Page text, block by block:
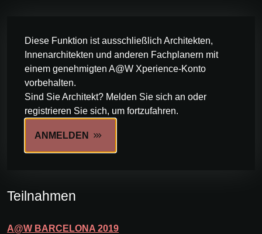
Diese Funktion ist ausschließlich Architekten,
Innenarchitekten und anderen Fachplanern mit
einem genehmigten A@W Xperience-Konto
vorbehalten.
Sind Sie Architekt? Melden Sie sich an oder
registrieren Sie sich, um fortzufahren.
ANMELDEN
Teilnahmen
A@W BARCELONA 2019